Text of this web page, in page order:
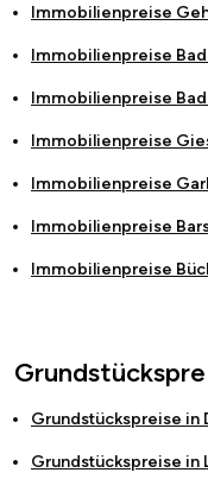
Immobilienpreise
Immobilienpreise
Immobilienpreise
Immobilienpreise
Immobilienpreise
Immobilienpreise
Immobilienpreise
Grundstückspreise in
Grundstückspreise in